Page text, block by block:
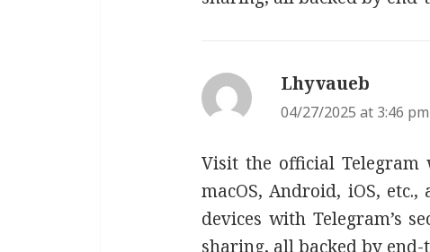
Lhyvaueb
04/27/2025 at 3:46 pm
Visit the official Telegram
macOS, Android, iOS,
devices with Telegram’s
sharing, all backed by